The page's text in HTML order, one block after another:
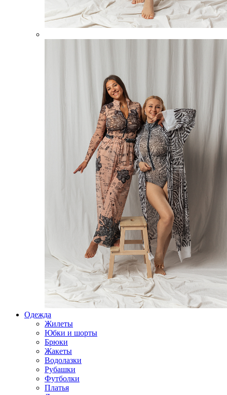
Одежда
Жилеты
Юбки и шорты
Брюки
Жакеты
Водолазки
Рубашки
Футболки
Платья